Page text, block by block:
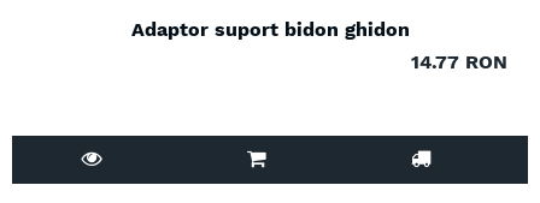
Adaptor suport bidon ghidon
14.77 RON